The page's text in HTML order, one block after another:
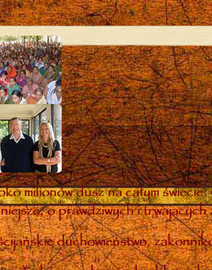
milionów dusz na całym
o prawdziwych i
duchowieństwo,